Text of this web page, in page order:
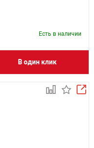
Есть в наличии
В один клик